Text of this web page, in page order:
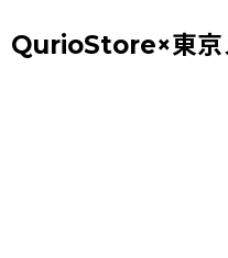
QurioStore×東京